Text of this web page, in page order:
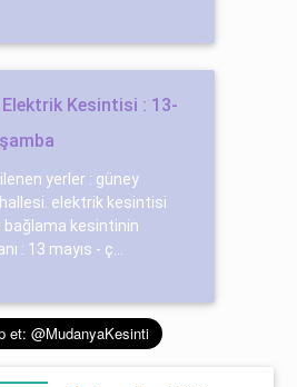
Kesintisi : 13-
yerler : güney
elektrik kesintisi
bağlama kesintinin
: 13 mayıs - ç...